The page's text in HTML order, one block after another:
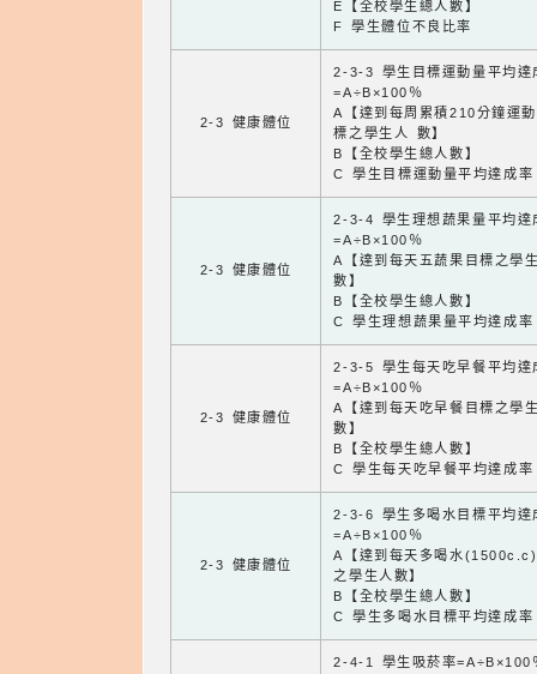
E【全校學生總人數】
F 學生體位不良比率
2-3 健康體位
2-3-3 學生目標運動量平均達
=A÷B×100％
A【達到每周累積210分鐘運
標之學生人 數】
B【全校學生總人數】
C 學生目標運動量平均達成率
2-3 健康體位
2-3-4 學生理想蔬果量平均達
=A÷B×100％
A【達到每天五蔬果目標之學
數】
B【全校學生總人數】
C 學生理想蔬果量平均達成率
2-3 健康體位
2-3-5 學生每天吃早餐平均達
=A÷B×100％
A【達到每天吃早餐目標之學
數】
B【全校學生總人數】
C 學生每天吃早餐平均達成率
2-3 健康體位
2-3-6 學生多喝水目標平均達
=A÷B×100％
A【達到每天多喝水
之學生人數】
B【全校學生總人數】
C 學生多喝水目標平均達成率
2-4-1 學生吸菸率=A÷B×100